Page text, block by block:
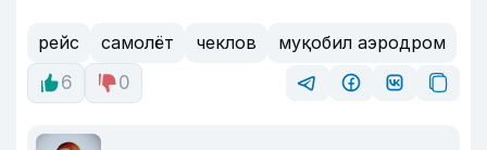
рейс самолёт чеклов
муқобил аэродром
6
0